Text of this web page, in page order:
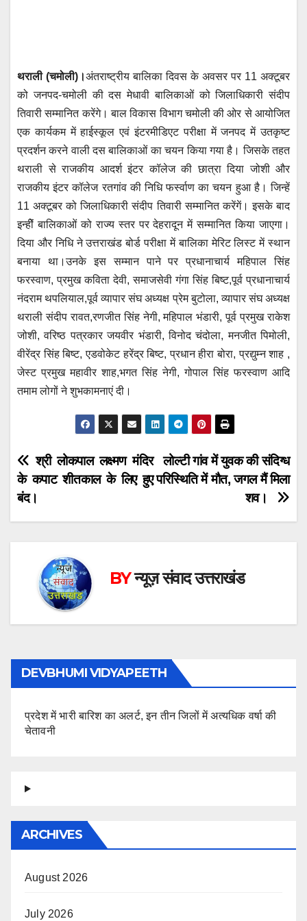
A
p
p
b
o
o
k
g
er
m
थराली (चमोली)।अंतराष्ट्रीय बालिका दिवस के अवसर पर 11 अक्टूबर
को जनपद-चमोली की दस मेधावी बालिकाओं को जिलाधिकारी संदीप
तिवारी सम्मानित करेंगे। बाल विकास विभाग चमोली की ओर से आयोजित
एक कार्यकम में हाईस्कूल एवं इंटरमीडिएट परीक्षा में जनपद में उतकृष्ट
प्रदर्शन करने वाली दस बालिकाओं का चयन किया गया है। जिसके तहत
थराली से राजकीय आदर्श इंटर कॉलेज की छात्रा दिया जोशी और
राजकीय इंटर कॉलेज रतगांव की निधि फर्स्वाण का चयन हुआ है। जिन्हें
11 अक्टूबर को जिलाधिकारी संदीप तिवारी सम्मानित करेंगें। इसके बाद
इन्हीें बालिकाओं को राज्य स्तर पर देहरादून में सम्मानित किया जाएगा।
दिया और निधि ने उत्तराखंड बोर्ड परीक्षा में बालिका मेरिट लिस्ट में स्थान
बनाया था।उनके इस सम्मान पाने पर प्रधानाचार्य महिपाल सिंह
फरस्वाण, प्रमुख कविता देवी, समाजसेवी गंगा सिंह बिष्ट,पूर्व प्रधानाचार्य
नंदराम थपलियाल,पूर्व व्यापार संघ अध्यक्ष प्रेम बुटोला, व्यापार संघ अध्यक्ष
थराली संदीप रावत,रणजीत सिंह नेगी, महिपाल भंडारी, पूर्व प्रमुख राकेश
जोशी, वरिष्ठ पत्रकार जयवीर भंडारी, विनोद चंदोला, मनजीत पिमोली,
वीरेंद्र सिंह बिष्ट, एडवोकेट हरेंद्र बिष्ट, प्रधान हीरा बोरा, प्रद्युम्न शाह ,
जेस्ट प्रमुख महावीर शाह,भगत सिंह नेगी, गोपाल सिंह फरस्वाण आदि
तमाम लोगों ने शुभकामनाएं दी।
Post
navigation
लोल्टी गांव में युवक की संदिग्ध
परिस्थिति में मौत, जगल मैं मिला
शव।
श्री लोकपाल लक्ष्मण मंदिर
के कपाट शीतकाल के लिए हुए
बंद।
BYन्यूज़ संवाद उत्तराखंड
DEVBHUMI VIDYAPEETH
प्रदेश में भारी बारिश का अलर्ट, इन तीन जिलों में अत्यधिक वर्षा की
चेतावनी
ARCHIVES
August 2026
July 2026